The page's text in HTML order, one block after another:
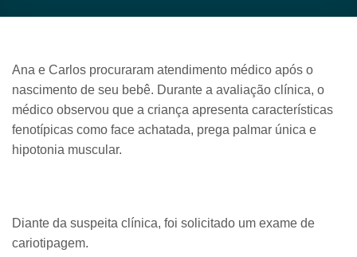
Ana e Carlos procuraram atendimento médico após o
nascimento de seu bebê. Durante a avaliação clínica, o
médico observou que a criança apresenta características
fenotípicas como face achatada, prega palmar única e
hipotonia muscular.
Diante da suspeita clínica, foi solicitado um exame de
cariotipagem.